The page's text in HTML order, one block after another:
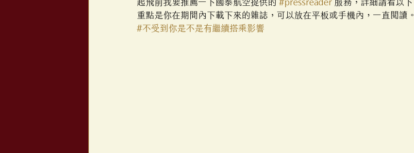
起飛前我要推薦一下國泰航空提供的 #pressreader 服務，詳細請看以下
重點是你在期間內下載下來的雜誌，可以放在平板或手機內，一直閱讀。
#不受到你是不是有繼續搭乘影響